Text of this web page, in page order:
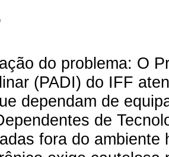
do problema: O
(PADI) do IFF
dependam de
de
fora do ambiente